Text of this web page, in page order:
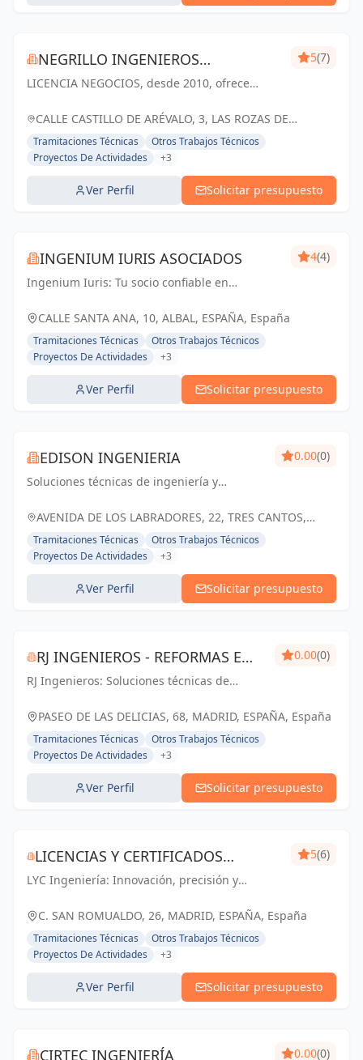
NEGRILLO INGENIEROS
CONSULTORES SL
LICENCIA NEGOCIOS, desde 2010, ofrece
Con un enfoque personalizado y eficaz,
más...
5(7)
CALLE CASTILLO DE ARÉVALO, 3, LAS ROZAS DE
MADRID, ESPAÑA, España
Tramitaciones Técnicas
Otros Trabajos Técnicos
Proyectos De Actividades
+3
Ver Perfil Solicitar presupuesto
INGENIUM IURIS ASOCIADOS
Ingenium Iuris: Tu socio confiable en
Soluciones profesionales para proyectos
4(4)
CALLE SANTA ANA, 10, ALBAL, ESPAÑA, España
Tramitaciones Técnicas
Otros Trabajos Técnicos
Proyectos De Actividades
+3
Ver Perfil Solicitar presupuesto
EDISON INGENIERIA
Soluciones técnicas de ingeniería y
en Tres Cantos y Madrid
0.00(0)
AVENIDA DE LOS LABRADORES, 22, TRES CANTOS,
ESPAÑA, España
Tramitaciones Técnicas
Otros Trabajos Técnicos
Proyectos De Actividades
+3
Ver Perfil Solicitar presupuesto
RJ INGENIEROS - REFORMAS E
INSTALACIONES
RJ Ingenieros: Soluciones técnicas de
0.00(0)
PASEO DE LAS DELICIAS, 68, MADRID, ESPAÑA, España
Tramitaciones Técnicas
Otros Trabajos Técnicos
Proyectos De Actividades
+3
Ver Perfil Solicitar presupuesto
LICENCIAS Y CERTIFICADOS
ESTUDIO DE INGENIERÍA S.L.P.
LYC Ingeniería: Innovación, precisión y
arquitectura en Madrid.
5(6)
C. SAN ROMUALDO, 26, MADRID, ESPAÑA, España
Tramitaciones Técnicas
Otros Trabajos Técnicos
Proyectos De Actividades
+3
Ver Perfil Solicitar presupuesto
CIRTEC INGENIERÍA 0.00(0)